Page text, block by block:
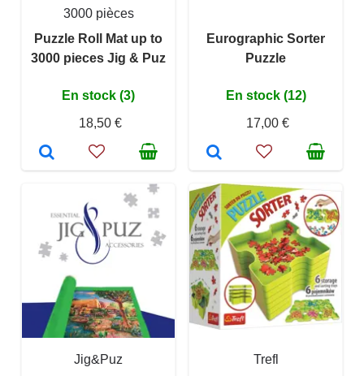
3000 pièces
Puzzle Roll Mat up to
3000 pieces Jig & Puz
En stock (3)
18,50 €
Eurographic Sorter
Puzzle
En stock (12)
17,00 €
Jig&Puz
Trefl